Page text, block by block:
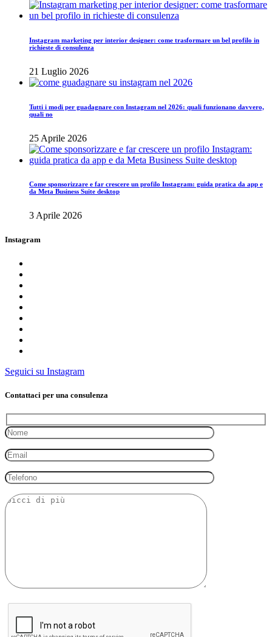
Instagram marketing per interior designer: come trasformare un bel profilo in
richieste di consulenza
21 Luglio 2026
Tutti i modi per guadagnare con Instagram nel 2026: quali funzionano davvero,
quali no
25 Aprile 2026
Come sponsorizzare e far crescere un profilo Instagram: guida pratica da app e
da Meta Business Suite desktop
3 Aprile 2026
Instagram
Seguici su Instagram
Contattaci per una consulenza